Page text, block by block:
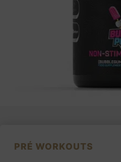
PRÉ WORKOUTS